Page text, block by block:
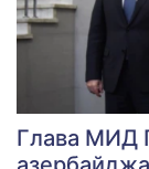
Глава МИД